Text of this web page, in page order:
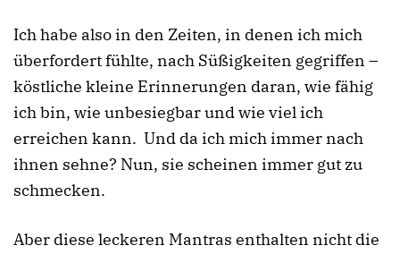
Ich habe also in den Zeiten, in denen ich mich
überfordert fühlte, nach Süßigkeiten gegriffen –
köstliche kleine Erinnerungen daran, wie fähig
ich bin, wie unbesiegbar und wie viel ich
erreichen kann. Und da ich mich immer nach
ihnen sehne? Nun, sie scheinen immer gut zu
schmecken.
Aber diese leckeren Mantras enthalten nicht die